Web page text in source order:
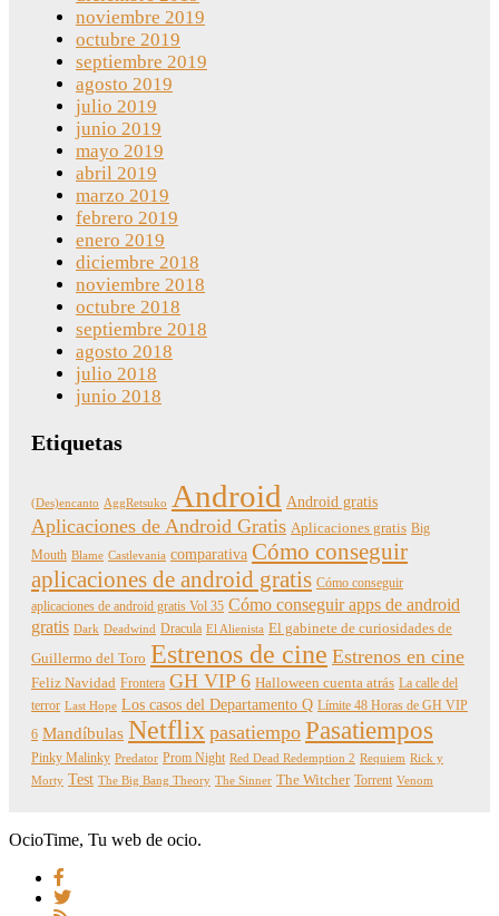
noviembre 2019
octubre 2019
septiembre 2019
agosto 2019
julio 2019
junio 2019
mayo 2019
abril 2019
marzo 2019
febrero 2019
enero 2019
diciembre 2018
noviembre 2018
octubre 2018
septiembre 2018
agosto 2018
julio 2018
junio 2018
Etiquetas
(Des)encanto AggRetsuko Android Android gratis
Aplicaciones de Android Gratis Aplicaciones gratis Big
Mouth Blame Castlevania comparativa Cómo conseguir
aplicaciones de android gratis Cómo conseguir
aplicaciones de android gratis Vol 35 Cómo conseguir apps de android
gratis Dark Deadwind Dracula El Alienista El gabinete de curiosidades de
Guillermo del Toro Estrenos de cine Estrenos en cine
Feliz Navidad Frontera GH VIP 6 Halloween cuenta atrás La calle del
terror Last Hope Los casos del Departamento Q Límite 48 Horas de GH VIP
6 Mandíbulas Netflix pasatiempo Pasatiempos
Pinky Malinky Predator Prom Night Red Dead Redemption 2 Requiem Rick y
Morty Test The Big Bang Theory The Sinner The Witcher Torrent Venom
OcioTime, Tu web de ocio.